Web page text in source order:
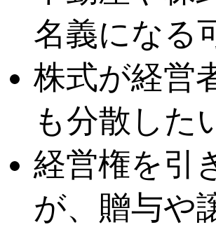
名義になる
株式が経営
も分散した
経営権を引
が、贈与や